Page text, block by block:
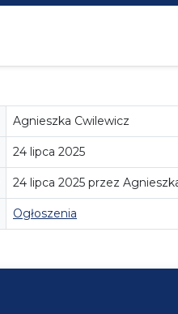
Agnieszka Cwilewicz
24 lipca 2025
24 lipca 2025 przez
Ogłoszenia